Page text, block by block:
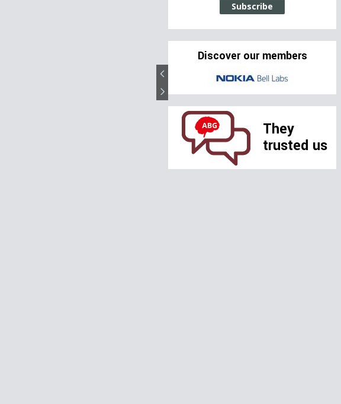
Subscribe
Discover our members
They
trusted us